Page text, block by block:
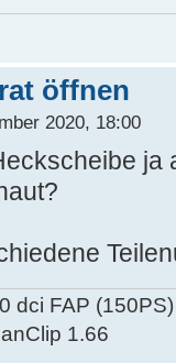
öffnen
2020, 18:00
ja
dci FAP
1.66